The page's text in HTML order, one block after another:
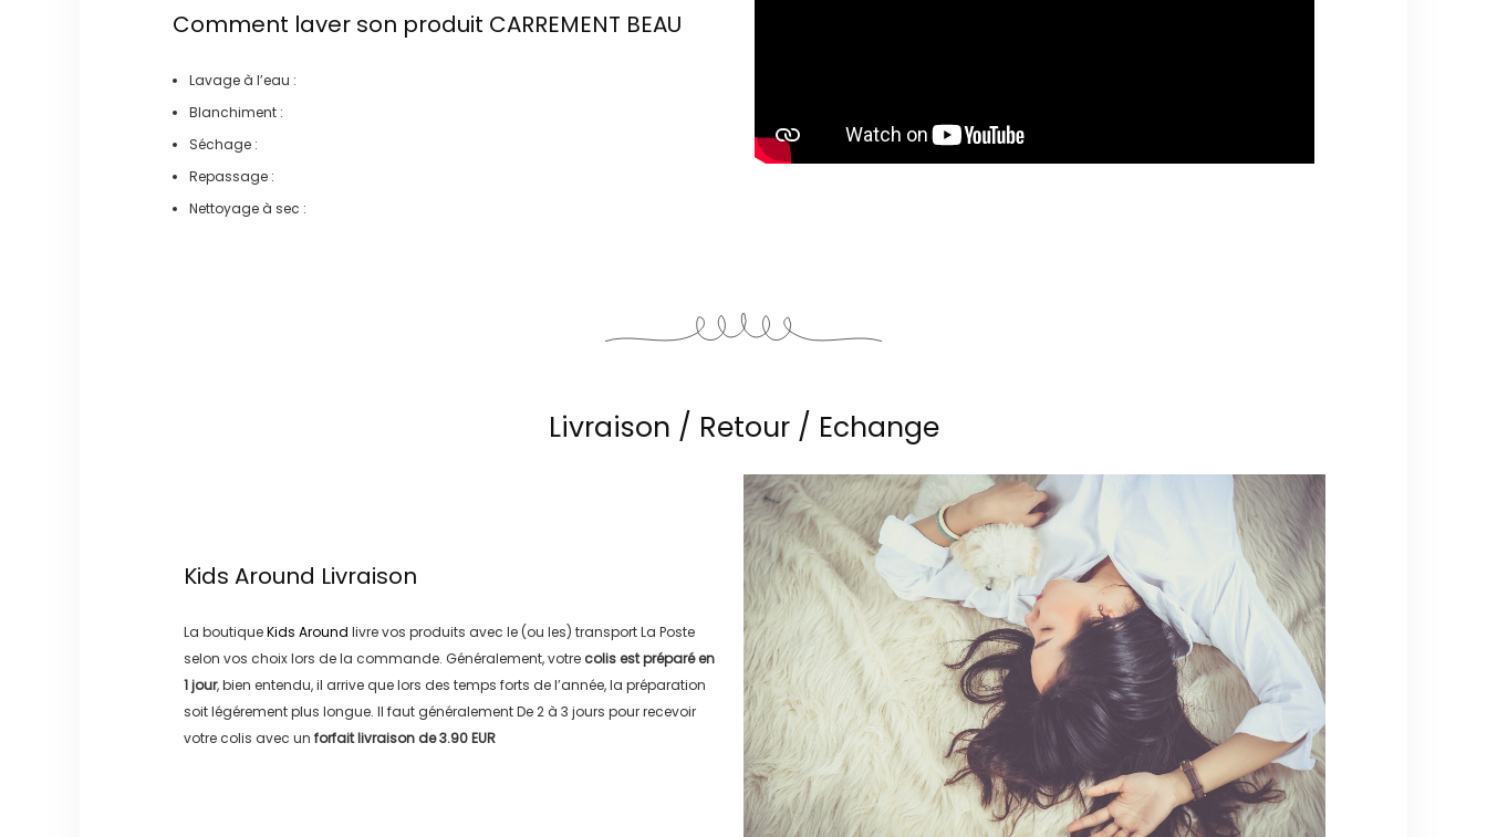
Comment laver son produit CARREMENT BEAU
Lavage à l’eau :
Blanchiment :
Séchage :
Repassage :
Nettoyage à sec :
Livraison / Retour / Echange
Kids Around Livraison
La boutiqueKids Around livre vos produits avec le (ou les) transportLa Poste
selon vos choix lors de la commande. Généralement, votre colis est préparé en
1 jour, bien entendu, il arrive que lors des temps forts de l’année, la préparation
soit légérement plus longue. Il faut généralementDe 2 à 3 jours pour recevoir
votre colis avec un forfait livraison de3.90 EUR